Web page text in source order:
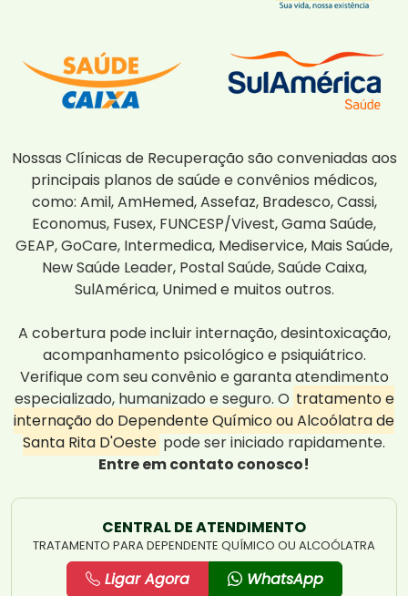
Nossas Clínicas de Recuperação são conveniadas aos
principais planos de saúde e convênios médicos,
como: Amil, AmHemed, Assefaz, Bradesco, Cassi,
Economus, Fusex, FUNCESP/Vivest, Gama Saúde,
GEAP, GoCare, Intermedica, Mediservice, Mais Saúde,
New Saúde Leader, Postal Saúde, Saúde Caixa,
SulAmérica, Unimed e muitos outros.
A cobertura pode incluir internação, desintoxicação,
acompanhamento psicológico e psiquiátrico.
Verifique com seu convênio e garanta atendimento
especializado, humanizado e seguro. O tratamento e
internação do Dependente Químico ou Alcoólatra de
Santa Rita D'Oeste pode ser iniciado rapidamente.
Entre em contato conosco!
CENTRAL DE ATENDIMENTO
TRATAMENTO PARA DEPENDENTE QUÍMICO OU ALCOÓLATRA
Ligar Agora WhatsApp